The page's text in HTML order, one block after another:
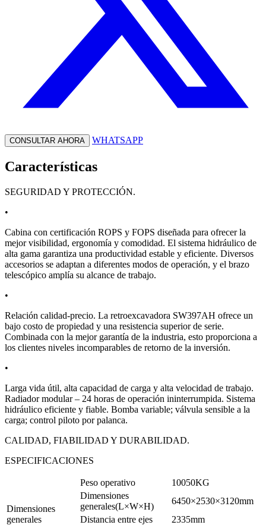
CONSULTAR AHORA WHATSAPP
Características
SEGURIDAD Y PROTECCIÓN.
•
Cabina con certificación ROPS y FOPS diseñada para ofrecer la
mejor visibilidad, ergonomía y comodidad. El sistema hidráulico de
alta gama garantiza una productividad estable y eficiente. Diversos
accesorios se adaptan a diferentes modos de operación, y el brazo
telescópico amplía su alcance de trabajo.
•
Relación calidad-precio. La retroexcavadora SW397AH ofrece un
bajo costo de propiedad y una resistencia superior de serie.
Combinada con la mejor garantía de la industria, esto proporciona a
los clientes niveles incomparables de retorno de la inversión.
•
Larga vida útil, alta capacidad de carga y alta velocidad de trabajo.
Radiador modular – 24 horas de operación ininterrumpida. Sistema
hidráulico eficiente y fiable. Bomba variable; válvula sensible a la
carga; control piloto por palanca.
CALIDAD, FIABILIDAD Y DURABILIDAD.
ESPECIFICACIONES
Dimensiones
generales
Peso operativo
10050KG
Dimensiones
generales(L×W×H)
6450×2530×3120mm
Distancia entre ejes
2335mm